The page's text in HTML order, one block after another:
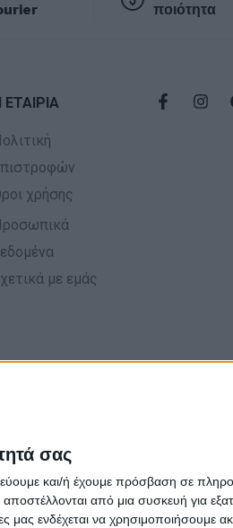
σας
και/ή έχουμε πρόσβαση σε
από μια συσκευή για
μας ενδέχεται να
ποιότητα
ΕΤΑΙΡΙΑ
χρήσης
με εμάς